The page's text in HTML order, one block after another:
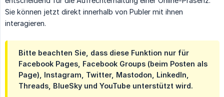
Sie können jetzt direkt innerhalb von Publer mit ihnen
interagieren.
Bitte beachten Sie, dass diese Funktion nur für
Facebook Pages, Facebook Groups (beim Posten als
Page), Instagram, Twitter, Mastodon, LinkedIn,
Threads, BlueSky und YouTube unterstützt wird.